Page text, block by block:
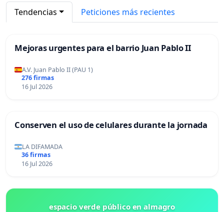
Tendencias Peticiones más recientes
Mejoras urgentes para el barrio Juan Pablo II
A.V. Juan Pablo II (PAU 1)
276 firmas
16 Jul 2026
Conserven el uso de celulares durante la jornada
LA DIFAMADA
36 firmas
16 Jul 2026
espacio verde público en almagro